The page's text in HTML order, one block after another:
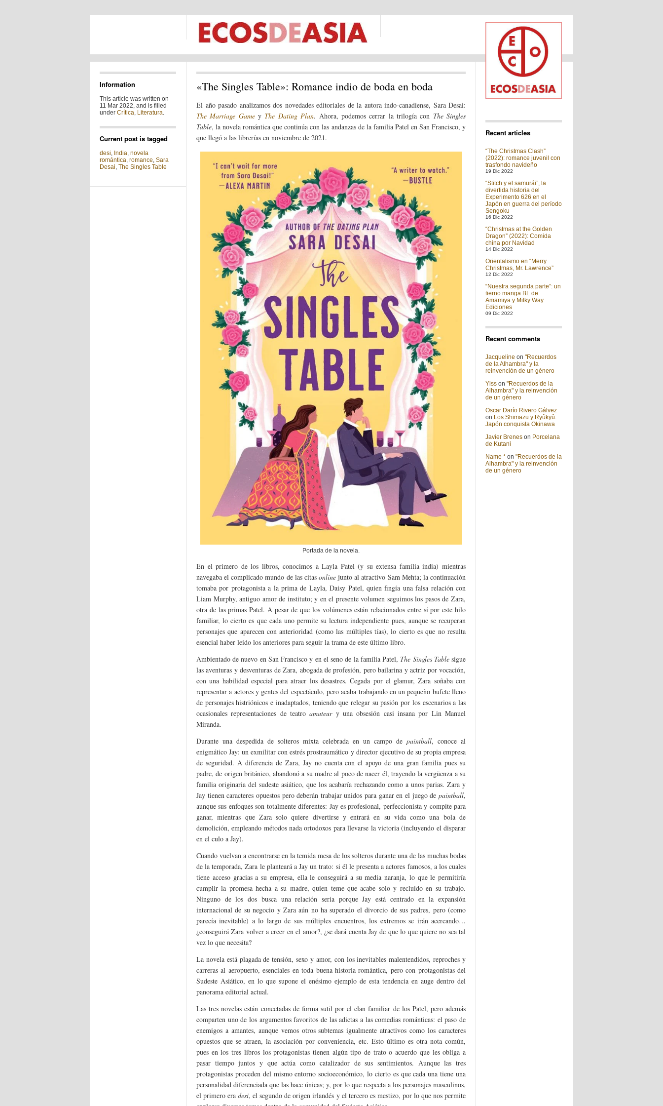
Information
This article was written on
11 Mar 2022, and is filled
under Crítica, Literatura.
Current post is tagged
desi, India, novela
romántica, romance, Sara
Desai, The Singles Table
«The Singles Table»: Romance indio de boda en boda
El año pasado analizamos dos novedades editoriales de la autora indo-canadiense, Sara Desai:
The Marriage Gamey The Dating Plan. Ahora, podemos cerrar la trilogía con The Singles
Table, la novela romántica que continúa con las andanzas de la familia Patel en San Francisco, y
que llegó a las librerías en noviembre de 2021.
Portada de la novela.
En el primero de los libros, conocimos a Layla Patel (y su extensa familia india) mientras
navegaba el complicado mundo de las citas online junto al atractivo Sam Mehta; la continuación
tomaba por protagonista a la prima de Layla, Daisy Patel, quien fingía una falsa relación con
Liam Murphy, antiguo amor de instituto; y en el presente volumen seguimos los pasos de Zara,
otra de las primas Patel. A pesar de que los volúmenes están relacionados entre sí por este hilo
familiar, lo cierto es que cada uno permite su lectura independiente pues, aunque se recuperan
personajes que aparecen con anterioridad (como las múltiples tías), lo cierto es que no resulta
esencial haber leído los anteriores para seguir la trama de este último libro.
Ambientado de nuevo en San Francisco y en el seno de la familia Patel, The Singles Tablesigue
las aventuras y desventuras de Zara, abogada de profesión, pero bailarina y actriz por vocación,
con una habilidad especial para atraer los desastres. Cegada por el glamur, Zara soñaba con
representar a actores y gentes del espectáculo, pero acaba trabajando en un pequeño bufete lleno
de personajes histriónicos e inadaptados, teniendo que relegar su pasión por los escenarios a las
ocasionales representaciones de teatroamateury una obsesión casi insana por Lin Manuel
Miranda.
Durante una despedida de solteros mixta celebrada en un campo de paintball, conoce al
enigmático Jay: un exmilitar con estrés prostraumático y director ejecutivo de su propia empresa
de seguridad. A diferencia de Zara, Jay no cuenta con el apoyo de una gran familia pues su
padre, de origen británico, abandonó a su madre al poco de nacer él, trayendo la vergüenza a su
familia originaria del sudeste asiático, que los acabaría rechazando como a unos parias. Zara y
Jay tienen caracteres opuestos pero deberán trabajar unidos para ganar en el juego de paintball,
aunque sus enfoques son totalmente diferentes: Jay es profesional, perfeccionista y compite para
ganar, mientras que Zara solo quiere divertirse y entrará en su vida como una bola de
demolición, empleando métodos nada ortodoxos para llevarse la victoria (incluyendo el disparar
en el culo a Jay).
Cuando vuelvan a encontrarse en la temida mesa de los solteros durante una de las muchas bodas
de la temporada, Zara le planteará a Jay un trato: si él le presenta a actores famosos, a los cuales
tiene acceso gracias a su empresa, ella le conseguirá a su media naranja, lo que le permitiría
cumplir la promesa hecha a su madre, quien teme que acabe solo y recluido en su trabajo.
Ninguno de los dos busca una relación seria porque Jay está centrado en la expansión
internacional de su negocio y Zara aún no ha superado el divorcio de sus padres, pero (como
parecía inevitable) a lo largo de sus múltiples encuentros, los extremos se irán acercando…
¿conseguirá Zara volver a creer en el amor?, ¿se dará cuenta Jay de que lo que quiere no sea tal
vez lo que necesita?
La novela está plagada de tensión, sexo y amor, con los inevitables malentendidos, reproches y
carreras al aeropuerto, esenciales en toda buena historia romántica, pero con protagonistas del
Sudeste Asiático, en lo que supone el enésimo ejemplo de esta tendencia en auge dentro del
panorama editorial actual.
Las tres novelas están conectadas de forma sutil por el clan familiar de los Patel, pero además
comparten uno de los argumentos favoritos de las adictas a las comedias románticas: el paso de
enemigos a amantes, aunque vemos otros subtemas igualmente atractivos como los caracteres
opuestos que se atraen, la asociación por conveniencia, etc. Esto último es otra nota común,
pues en los tres libros los protagonistas tienen algún tipo de trato o acuerdo que les obliga a
pasar tiempo juntos y que actúa como catalizador de sus sentimientos. Aunque las tres
protagonistas proceden del mismo entorno socioeconómico, lo cierto es que cada una tiene una
personalidad diferenciada que las hace únicas; y, por lo que respecta a los personajes masculinos,
el primero eradesi, el segundo de origen irlandés y el tercero es mestizo, por lo que nos permite
Recent articles
“The Christmas Clash”
(2022): romance juvenil con
trasfondo navideño
19 Dic 2022
“Stitch y el samurái”, la
divertida historia del
Experimento 626 en el
Japón en guerra del período
Sengoku
16 Dic 2022
“Christmas at the Golden
Dragon” (2022): Comida
china por Navidad
14 Dic 2022
Orientalismo en “Merry
Christmas, Mr. Lawrence”
12 Dic 2022
“Nuestra segunda parte”: un
tierno manga BL de
Amamiya y Milky Way
Ediciones
09 Dic 2022
Recent comments
Jacqueline on "Recuerdos
de la Alhambra" y la
reinvención de un género
Yiss on "Recuerdos de la
Alhambra" y la reinvención
de un género
Oscar Darío Rivero Gálvez
on Los Shimazu y Ryûkyû:
Japón conquista Okinawa
Javier Brenes on Porcelana
de Kutani
Name * on "Recuerdos de la
Alhambra" y la reinvención
de un género